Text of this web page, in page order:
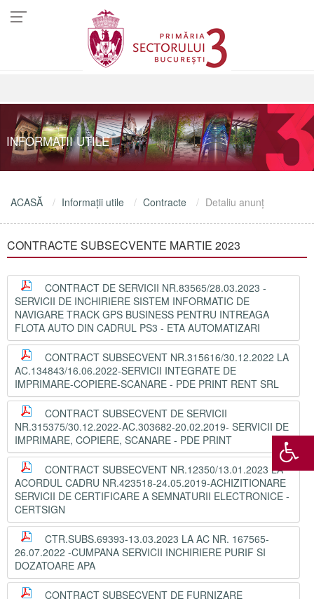
INFORMAŢII UTILE
ACASĂ Informaţii utile Contracte Detaliu anunţ
CONTRACTE SUBSECVENTE MARTIE 2023
CONTRACT DE SERVICII NR.83565/28.03.2023 -
SERVICII DE INCHIRIERE SISTEM INFORMATIC DE
NAVIGARE TRACK GPS BUSINESS PENTRU INTREAGA
FLOTA AUTO DIN CADRUL PS3 - ETA AUTOMATIZARI
CONTRACT SUBSECVENT NR.315616/30.12.2022 LA
AC.134843/16.06.2022-SERVICII INTEGRATE DE
IMPRIMARE-COPIERE-SCANARE - PDE PRINT RENT SRL
CONTRACT SUBSECVENT DE SERVICII
NR.315375/30.12.2022-AC.303682-20.02.2019- SERVICII DE
IMPRIMARE, COPIERE, SCANARE - PDE PRINT
CONTRACT SUBSECVENT NR.12350/13.01.2023 LA
ACORDUL CADRU NR.423518-24.05.2019-ACHIZITIONARE
SERVICII DE CERTIFICARE A SEMNATURII ELECTRONICE -
CERTSIGN
CTR.SUBS.69393-13.03.2023 LA AC NR. 167565-
26.07.2022 -CUMPANA SERVICII INCHIRIERE PURIF SI
DOZATOARE APA
CONTRACT SUBSECVENT DE FURNIZARE